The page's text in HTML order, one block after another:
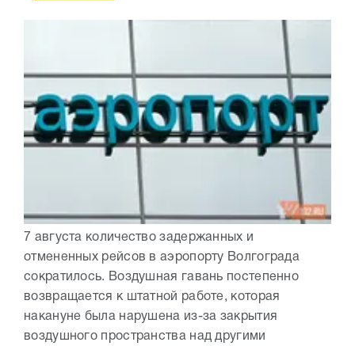
7 августа количество задержанных и
отмененных рейсов в аэропорту Волгограда
сократилось. Воздушная гавань постепенно
возвращается к штатной работе, которая
накануне была нарушена из-за закрытия
воздушного пространства над другими